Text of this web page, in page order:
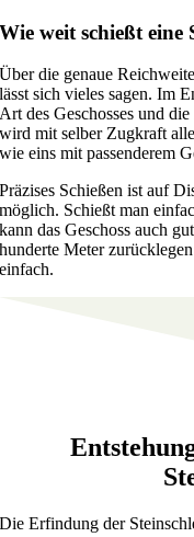
Wie weit schießt eine
Über die genaue
lässt sich vieles sagen. Im
Art des Geschosses und
wird mit selber Zugkraft
wie eins mit passenderem
Präzises Schießen ist auf
möglich. Schießt man
kann das Geschoss auch
hunderte Meter
einfach.
Die Erfindung der